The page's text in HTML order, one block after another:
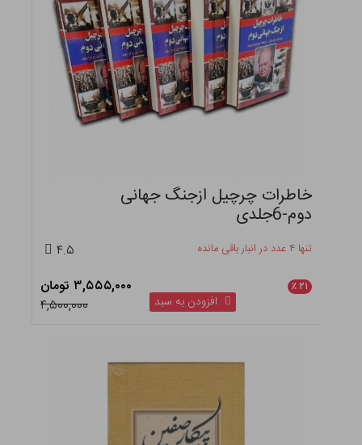
خاطرات چرچیل ازجنگ جهانی
دوم-6جلدی
تنها ۴ عدد در انبار باقی مانده ۴.۵
۲۱ ٪
۳,۵۵۵,۰۰۰ تومان
۴,۵۰۰,۰۰۰
افزودن به سبد